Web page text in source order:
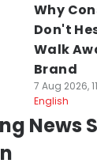
Why
Don't
Walk
Brand
7 Aug 2026,
English
News